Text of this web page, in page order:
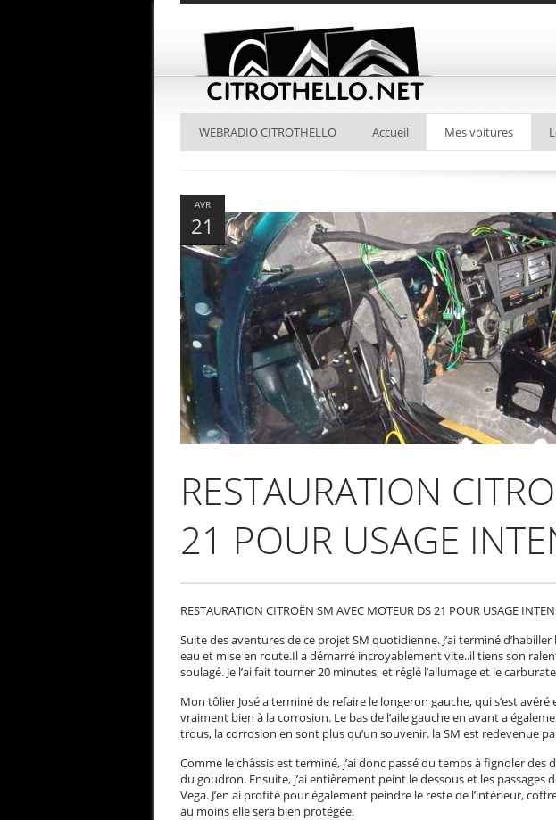
WEBRADIO CITROTHELLO Accueil Mes voitures
AVR
21
RESTAURATION
21 POUR USAGE
RESTAURATION CITROËN SM AVEC MOTEUR DS 21 POUR USAGE
Suite des aventures de ce projet SM quotidienne. J’ai terminé
eau et mise en route.Il a démarré incroyablement vite..il tiens son
soulagé. Je l’ai fait tourner 20 minutes, et réglé l’allumage et le
Mon tôlier José a terminé de refaire le longeron gauche, qui s’est
vraiment bien à la corrosion. Le bas de l’aile gauche en avant a
trous, la corrosion en sont plus qu’un souvenir. la SM est redevenue
Comme le châssis est terminé, j’ai donc passé du temps à fignoler
du goudron. Ensuite, j’ai entièrement peint le dessous et les
Vega. J’en ai profité pour également peindre le reste de l’intérieur,
au moins elle sera bien protégée.